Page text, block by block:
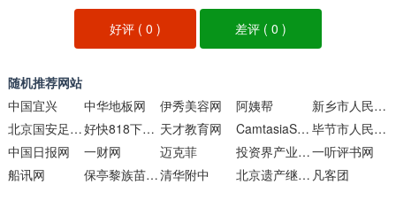
制药厂
有限公司西安金花
好评 (0 ) 差评 ( 0 )
随机推荐网站
中国宜兴
中华地板网 伊秀美容网 阿姨帮
新乡市人民政府
北京国安足球俱乐部官方网站
好快818下载站 天才教育网 CamtasiaStudio中文站
毕节市人民政府门户网站
中国日报网
一财网 迈克菲 投资界产业资讯一听评书网
船讯网
保亭黎族苗族自治县人民政府网清华附中 北京遗产继承律师网 凡客团